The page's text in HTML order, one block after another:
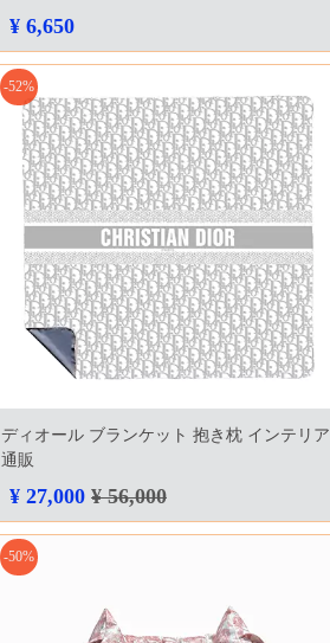
れ ケース 新登場
¥ 6,650
-52%
ディオール ブランケット 抱き枕 インテリア
通販
¥ 27,000 ¥ 56,000
-50%